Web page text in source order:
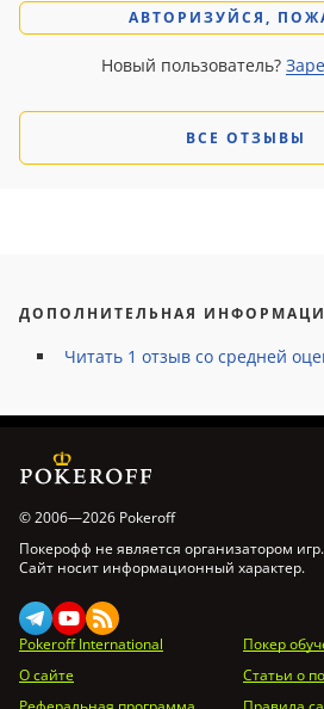
АВТОРИЗУЙСЯ,
Новый пользователь?
ВСЕ ОТЗЫВЫ
ДОПОЛНИТЕЛЬНАЯ
Читать 1 отзыв со средней
© 2006—2026 Pokeroff
Покерофф не является организатором игр.
Сайт носит информационный характер.
Pokeroff International
Покер
О сайте
Статьи о